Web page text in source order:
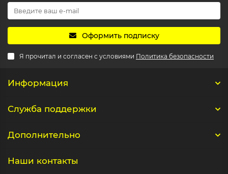
Оформить подписку
Я прочитал и согласен с условиями Политика безопасности
Информация
Служба поддержки
Дополнительно
Наши контакты